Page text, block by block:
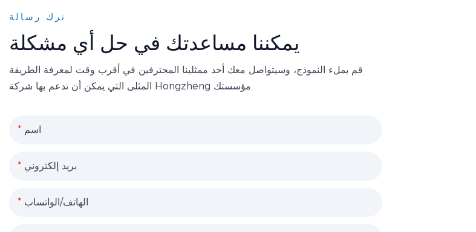
ترك رسالة
يمكننا مساعدتك في حل أي مشكلة
قم بملء النموذج، وسيتواصل معك أحد ممثلينا المحترفين في أقرب وقت لمعرفة الطريقة
المثلى التي يمكن أن تدعم بها شركة Hongzheng مؤسستك.
اسم
بريد إلكتروني
الهاتف/الواتساب